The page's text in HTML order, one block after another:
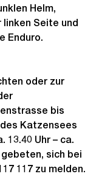
Helm,
Seite und
Enduro.
oder zur
bis
Katzensees
13.40 Uhr – ca.
gebeten, sich bei
117 zu melden.